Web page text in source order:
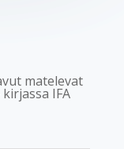
matelevat
IFA